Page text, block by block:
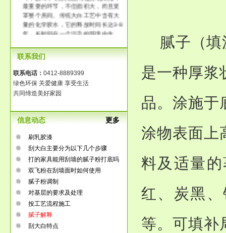
最重要的环节，不但面积大，而且笼
罩整个房间。传统大白工艺中含有大
量的化学胶水，它的释放时间长达3-8
年，长时间在一个污染的环境中生
联系我们
联系电话： 0412-8889399
绿色环保 关爱健康 享受生活
共同缔造美好家园
更多
信息动态
刷乳胶漆
刮大白主要分为以下几个步骤
打的家具能用刮墙的腻子粉打底吗
双飞粉在刮墙面时如何使用
腻子粉调制
对基层的要求及处理
按工艺流程施工
腻子解释
刮大白特点
腻子（
是一种厚浆
品。涂施于
涂物表面上
料及适量
红、炭黑
等。可填补